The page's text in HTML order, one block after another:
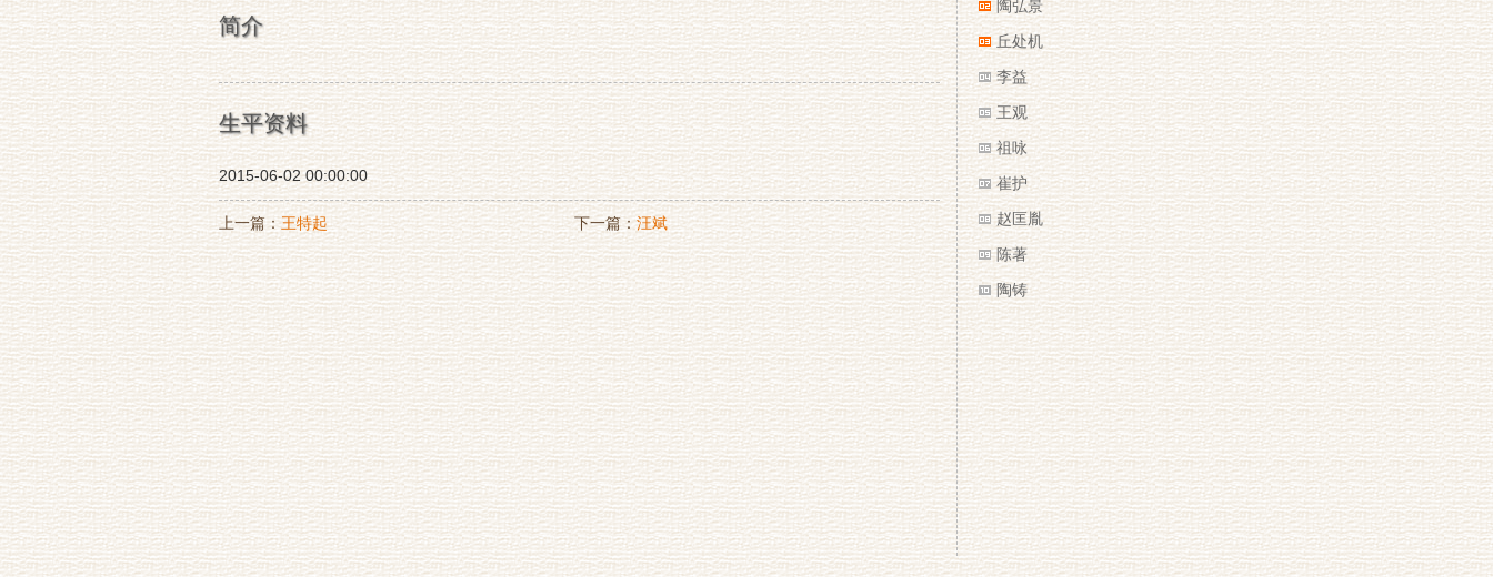
简介
生平资料
2015-06-02 00:00:00
上一篇：王特起 下一篇：汪斌
陶弘景
丘处机
李益
王观
祖咏
崔护
赵匡胤
陈著
陶铸